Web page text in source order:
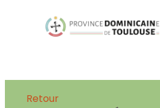
Retour